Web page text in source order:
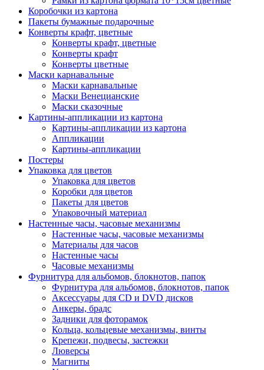
Коробочки из картона
Пакеты бумажные подарочные
Конверты крафт, цветные
Конверты крафт, цветные
Конверты крафт
Конверты цветные
Маски карнавальные
Маски карнавальные
Маски Венецианские
Маски сказочные
Картины-аппликации из картона
Картины-аппликации из картона
Аппликации
Картины-аппликации
Постеры
Упаковка для цветов
Упаковка для цветов
Коробки для цветов
Пакеты для цветов
Упаковочный материал
Настенные часы, часовые механизмы
Настенные часы, часовые механизмы
Материалы для часов
Настенные часы
Часовые механизмы
Фурнитура для альбомов, блокнотов, папок
Фурнитура для альбомов, блокнотов, папок
Аксессуары для CD и DVD дисков
Анкеры, брадс
Задники для фоторамок
Кольца, кольцевые механизмы, винты
Крепежи, подвесы, застежки
Люверсы
Магниты